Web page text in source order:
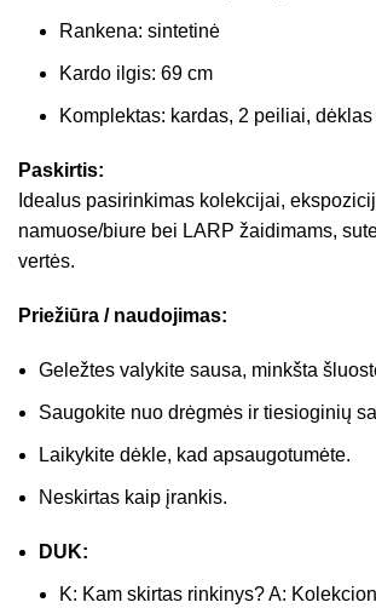
Rankena: sintetinė
Kardo ilgis: 69 cm
Komplektas: kardas, 2 peiliai, dėklas
Paskirtis:
Idealus pasirinkimas kolekcijai,
namuose/biure bei LARP žaidimams,
vertės.
Priežiūra / naudojimas:
Geležtes valykite sausa, minkšta
Saugokite nuo drėgmės ir tiesioginių
Laikykite dėkle, kad apsaugotumėte.
Neskirtas kaip įrankis.
DUK:
K: Kam skirtas rinkinys? A: